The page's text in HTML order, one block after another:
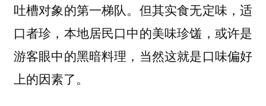
吐槽对象的第一梯队。但其实食无定味，适
口者珍，本地居民口中的美味珍馐，或许是
游客眼中的黑暗料理，当然这就是口味偏好
上的因素了。